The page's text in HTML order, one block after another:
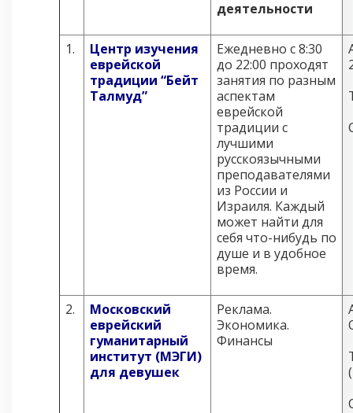
деятельности
1.
Центр изучения
еврейской
традиции “Бейт
Талмуд”
Ежедневно с 8:30
до 22:00 проходят
занятия по разным
аспектам
еврейской
традиции с
лучшими
русскоязычными
преподавателями
из России и
Израиля. Каждый
может найти для
себя что-нибудь по
душе и в удобное
время.
2.
Московский
еврейский
гуманитарный
институт (МЭГИ)
для девушек
Реклама.
Экономика.
Финансы